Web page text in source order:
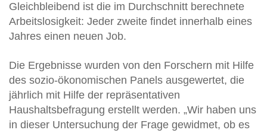
Gleichbleibend ist die im Durchschnitt berechnete
Arbeitslosigkeit: Jeder zweite findet innerhalb eines
Jahres einen neuen Job.
Die Ergebnisse wurden von den Forschern mit Hilfe
des sozio-ökonomischen Panels ausgewertet, die
jährlich mit Hilfe der repräsentativen
Haushaltsbefragung erstellt werden. „Wir haben uns
in dieser Untersuchung der Frage gewidmet, ob es